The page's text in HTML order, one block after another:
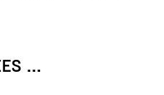
...